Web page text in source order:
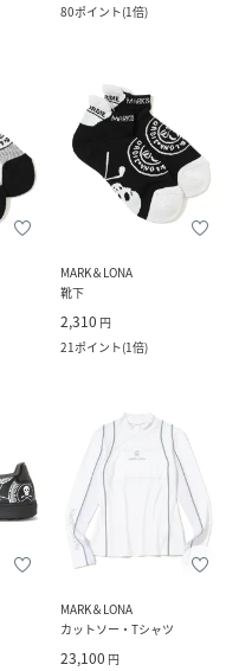
80ポイント(1倍)
MARK＆LONA
靴下
2,310 円
21ポイント(1倍)
MARK＆LONA
カットソー・Tシャツ
23,100 円